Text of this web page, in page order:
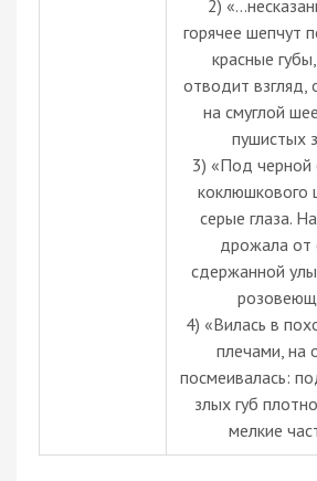
2)
горячее шепчут
красные
отводит взгляд,
на смуглой
пушистых
3) «Под черной
коклюшкового
серые глаза.
дрожала от
сдержанной
4) «Вилась в
плечами, на
посмеивалась:
злых губ
мелкие